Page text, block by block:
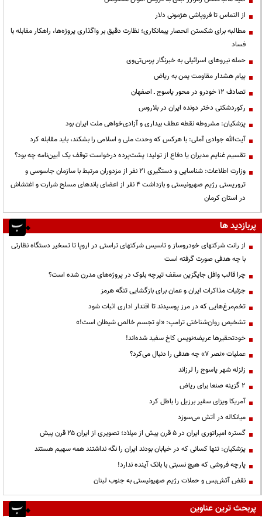
از التماس تا فروپاشی هژمونی دلار
مطالبه برای شکستن انحصار پیمانکاری؛ نظارت دقیق بر واگذاری پروژه‌ها، راهکار مقابله با
فساد
حمله نیروهای اسرائیلی به خبرنگار پرس‌تی‌وی
پیام هشدار مقاومت یمن به ریاض
تصادف ۱۲ خودرو در محور یاسوج ـ اصفهان
رکوردشکنی دختر دونده ایران در بلاروس
پزشکیان: مشروطه نقطه عطف بیداری و آزادی‌خواهی ملت ایران بود
آیت‌الله جوادی آملی: با هرکس که وحدت ملی و اسلامی را بشکند، باید مقابله کرد
تقسیم غنایم مدیران یا دفاع از تولید؛ پشت‌پرده درخواست توقف یک آیین‌نامه چه بود؟
وزارت اطلاعات: شناسایی و دستگیری ۲۱ نفر از مزدوران مرتبط با سازمان جاسوسی و
تروریستی رژیم صهیونیستی و بازداشت ۴ نفر از اعضای باندهای مسلح شرارت و اغتشاش
در استان کرمان
پربازدید ها
از رانت‌ شرکتهای خودروساز و تاسیس شرکتهای تراستی در اروپا تا تسخیر دستگاه نظارتی
با چه هدفی صورت گرفته است
چرا قالب وافل جایگزین سقف تیرچه بلوک در پروژه‌های مدرن شده است؟
جزئیات مذاکرات ایران و عمان برای بازگشایی تنگه هرمز
تخم‌مرغ‌هایی که در مرز پوسیدند تا اقتدار اداری اثبات شود
تشخیص روان‌شناختی ترامپ: «او تجسم خالص شیطان است!»
خودتحقیرها عریضه‌نویس کاخ سفید شده‌اند!
عملیات «نصر ۷» چه هدفی را دنبال می‌کرد؟
زلزله شهر یاسوج را لرزاند
۲ گزینه صنعا برای ریاض
آمریکا ویزای سفیر برزیل را باطل کرد
میانکاله در آتش می‌سوزد
گستره امپراتوری ایران در ۵ قرن پیش از میلاد؛ تصویری از ایران ۲۵ قرن پیش
پزشکیان: تنها کسانی که در خیابان بودند ایران را نگه نداشتند همه سهیم هستند
پارچه فروشی که هیچ نسبتی با بانک آینده ندارد!
نقض آتش‌بس و حملات رژیم صهیونیستی به جنوب لبنان
پربحث ترین عناوین